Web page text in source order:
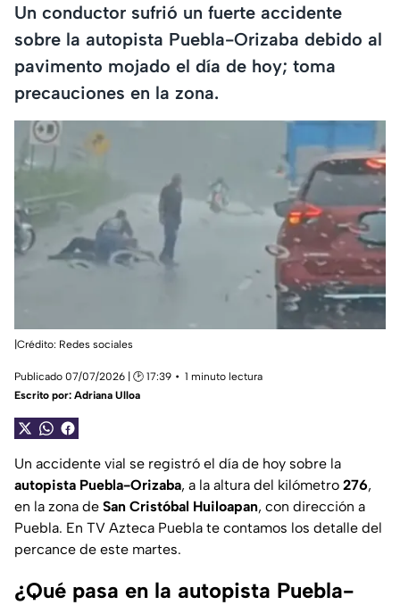
Un conductor sufrió un fuerte accidente
sobre la autopista Puebla-Orizaba debido al
pavimento mojado el día de hoy; toma
precauciones en la zona.
|Crédito: Redes sociales
Publicado 07/07/2026 | 🕑 17:39
1 minuto lectura
Escrito por: Adriana Ulloa
Un accidente vial se registró el día de hoy sobre la
autopista Puebla-Orizaba, a la altura del kilómetro 276,
en la zona de San Cristóbal Huiloapan, con dirección a
Puebla. En TV Azteca Puebla te contamos los detalle del
percance de este martes.
¿Qué pasa en la autopista Puebla-